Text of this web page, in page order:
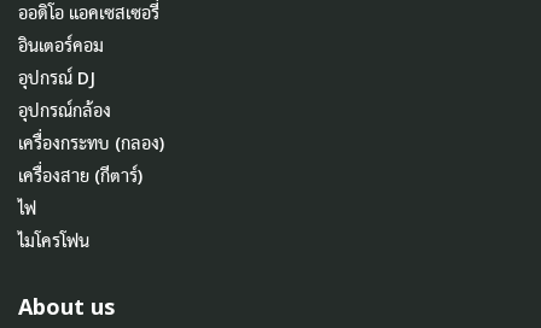
ออดิโอ แอคเซสเซอรี่
อินเตอร์คอม
อุปกรณ์ DJ
อุปกรณ์กล้อง
เครื่องกระทบ (กลอง)
เครื่องสาย (กีตาร์)
ไฟ
ไมโครโฟน
About us